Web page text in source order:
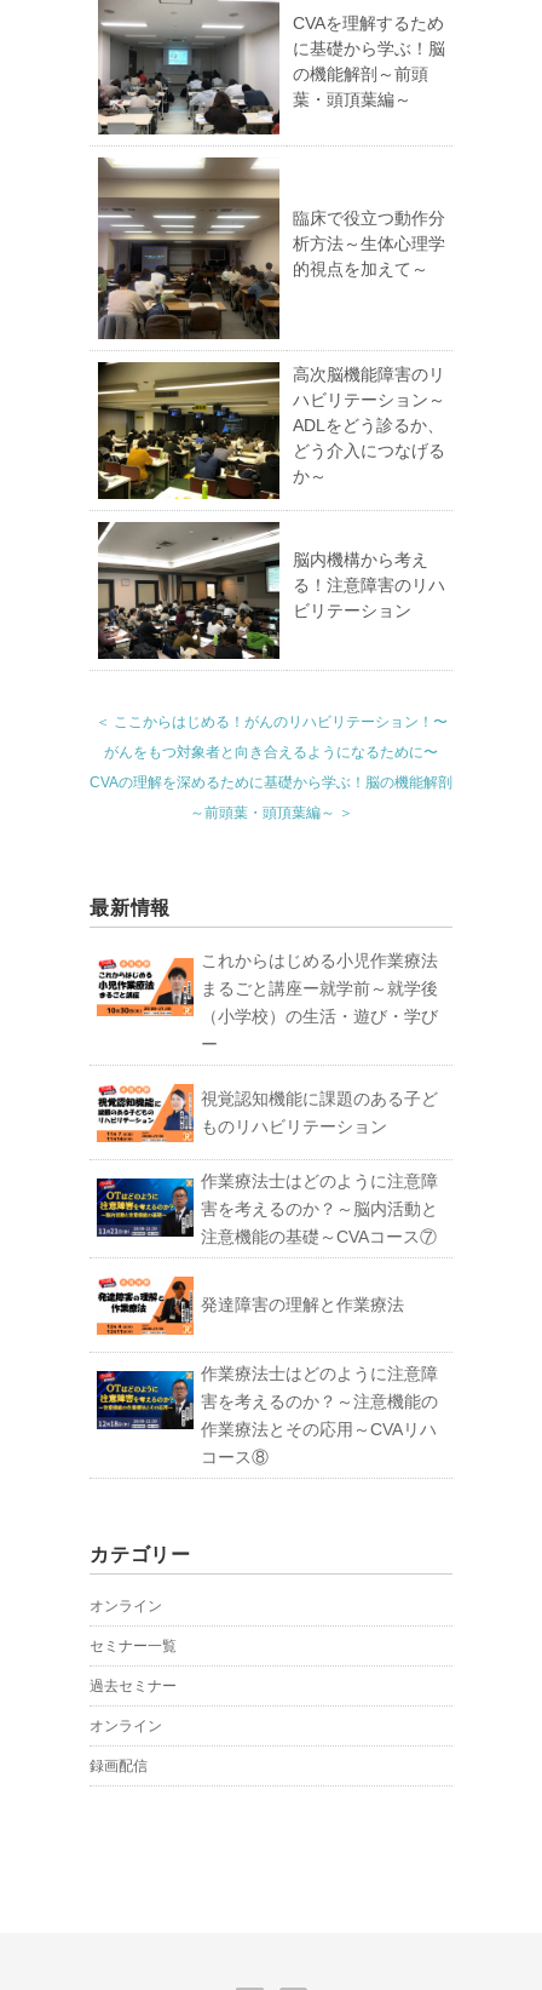
CVAを理解するため
に基礎から学ぶ！脳
の機能解剖～前頭
葉・頭頂葉編～
臨床で役立つ動作分
析方法～生体心理学
的視点を加えて～
高次脳機能障害のリ
ハビリテーション～
ADLをどう診るか、
どう介入につなげる
か～
脳内機構から考え
る！注意障害のリハ
ビリテーション
＜ ここからはじめる！がんのリハビリテーション！〜
がんをもつ対象者と向き合えるようになるために〜
CVAの理解を深めるために基礎から学ぶ！脳の機能解剖
～前頭葉・頭頂葉編～ ＞
最新情報
これからはじめる小児作業療法
まるごと講座ー就学前～就学後
（小学校）の生活・遊び・学び
ー
視覚認知機能に課題のある子ど
ものリハビリテーション
作業療法士はどのように注意障
害を考えるのか？～脳内活動と
注意機能の基礎～CVAコース⑦
発達障害の理解と作業療法
作業療法士はどのように注意障
害を考えるのか？～注意機能の
作業療法とその応用～CVAリハ
コース⑧
カテゴリー
オンライン
セミナー一覧
過去セミナー
オンライン
録画配信